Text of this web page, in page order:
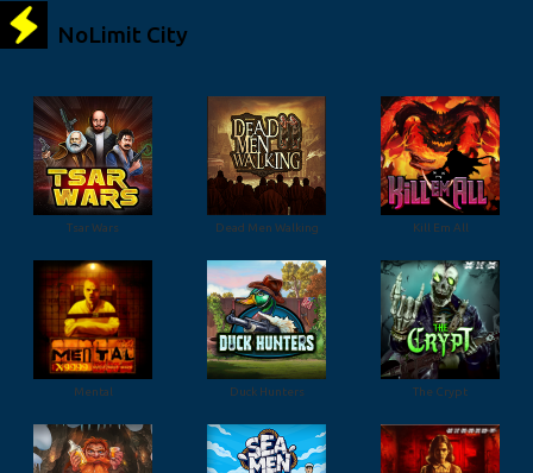
NoLimit City
Tsar Wars Dead Men Walking Kill Em All
Mental Duck Hunters The Crypt